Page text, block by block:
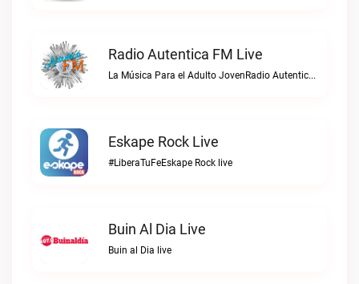
Radio Autentica FM Live
La Música Para el Adulto JovenRadio Autentica FM live
Eskape Rock Live
#LiberaTuFeEskape Rock live
Buin Al Dia Live
Buin al Dia live